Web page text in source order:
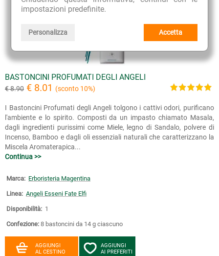
impostazioni predefinite.
Personalizza Accetta
BASTONCINI PROFUMATI DEGLI ANGELI
€ 8.90 € 8.01 (sconto 10%)
I Bastoncini Profumati degli Angeli tolgono i cattivi odori, purificano
l'ambiente e lo spirito. Composti da un impasto chiamato Masala,
dagli ingredienti purissimi come Miele, legno di Sandalo, polvere di
Incenso, Bamboo e dagli oli essenziali naturali che caratterizzano la
Miscela Aromaterapica...
Continua >>
Marca: Erboristeria Magentina
Linea: Angeli Esseni Fate Elfi
Disponibilità: 1
Confezione: 8 bastoncini da 14 g ciascuno
AGGIUNGI
AL CESTINO
AGGIUNGI
AI PREFERITI